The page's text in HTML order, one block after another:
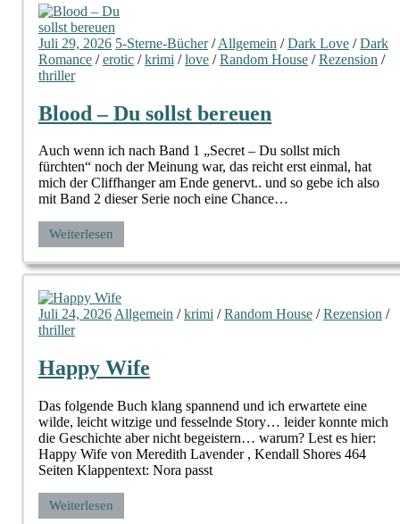
Juli 29, 2026 5-Sterne-Bücher/Allgemein /Dark Love /Dark
Romance /erotic /krimi /love /Random House /Rezension /
thriller
Blood – Du sollst bereuen
Auch wenn ich nach Band 1 „Secret – Du sollst mich
fürchten“ noch der Meinung war, das reicht erst einmal, hat
mich der Cliffhanger am Ende genervt.. und so gebe ich also
mit Band 2 dieser Serie noch eine Chance…
Weiterlesen
Juli 24, 2026Allgemein /krimi /Random House /Rezension /
thriller
Happy Wife
Das folgende Buch klang spannend und ich erwartete eine
wilde, leicht witzige und fesselnde Story… leider konnte mich
die Geschichte aber nicht begeistern… warum? Lest es hier:
Happy Wife von Meredith Lavender , Kendall Shores 464
Seiten Klappentext: Nora passt
Weiterlesen